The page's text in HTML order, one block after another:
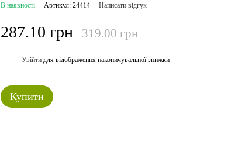
В наявності Артикул: 24414 Написати відгук
287.10 грн 319.00 грн
Увійти для відображення накопичувальної знижки
Купити